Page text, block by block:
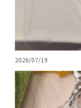
2026/07/19